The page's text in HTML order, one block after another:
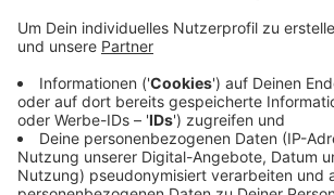
vor dem Hauptbahnhof. Von da
B7 zum Barmer Rathaus. Entlang
es Straßensperrungen geben.
wirft der Politik vor, bei der
versagen. Und die Gewerkschaft
globalen Streiktag von „Fridays for
für ihren nächsten Warnstreik im